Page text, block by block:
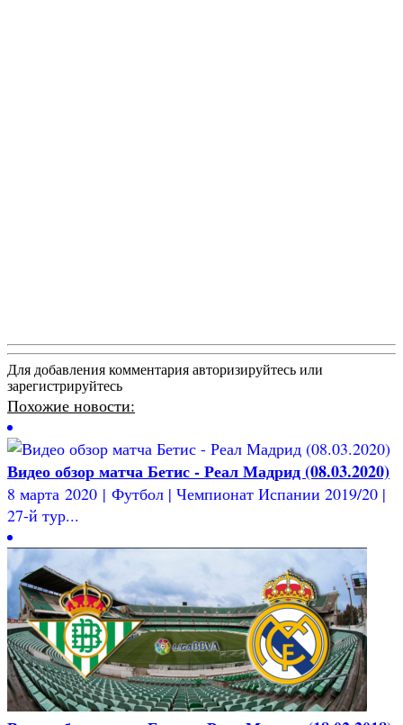
Для добавления комментария авторизируйтесь или
зарегистрируйтесь
Похожие новости:
Видео обзор матча Бетис - Реал Мадрид (08.03.2020)
8 марта 2020 | Футбол | Чемпионат Испании 2019/20 |
27-й тур...